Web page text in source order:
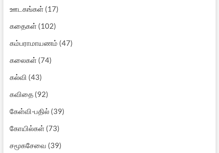
கலைகள்(74)
கல்வி(43)
கவிதை(92)
கேள்வி-பதில்(39)
கோயில்கள்
சமூகசேவை(39)
சமூகம்(584)
சினிமா(87)
சிறுவர்(21)